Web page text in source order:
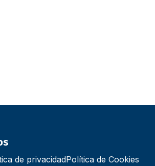
de privacidadPolítica de Cookies